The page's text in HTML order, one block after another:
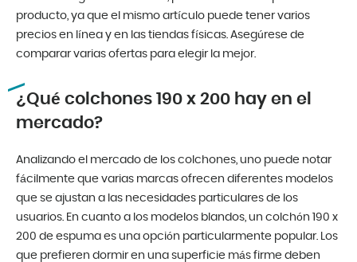
producto, ya que el mismo artículo puede tener varios
precios en línea y en las tiendas físicas. Asegúrese de
comparar varias ofertas para elegir la mejor.
¿Qué colchones 190 x 200 hay en el
mercado?
Analizando el mercado de los colchones, uno puede notar
fácilmente que varias marcas ofrecen diferentes modelos
que se ajustan a las necesidades particulares de los
usuarios. En cuanto a los modelos blandos, un colchón 190 x
200 de espuma es una opción particularmente popular. Los
que prefieren dormir en una superficie más firme deben